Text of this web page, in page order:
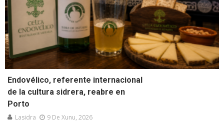
Endovélico, referente internacional
de la cultura sidrera, reabre en
Porto
Lasidra 9 De Xunu, 2026